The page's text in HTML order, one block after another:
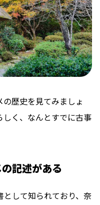
歴史を見てみましょ
しく、なんとすでに古事
記述がある
として知られており、奈